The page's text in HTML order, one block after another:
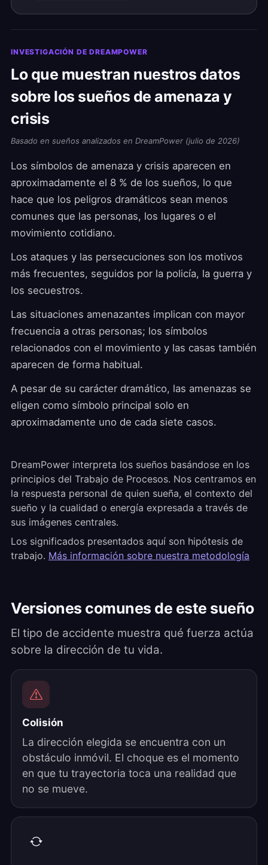
INVESTIGACIÓN DE DREAMPOWER
Lo que muestran nuestros datos
sobre los sueños de amenaza y
crisis
Basado en sueños analizados en DreamPower (julio de 2026)
Los símbolos de amenaza y crisis aparecen en
aproximadamente el 8 % de los sueños, lo que
hace que los peligros dramáticos sean menos
comunes que las personas, los lugares o el
movimiento cotidiano.
Los ataques y las persecuciones son los motivos
más frecuentes, seguidos por la policía, la guerra y
los secuestros.
Las situaciones amenazantes implican con mayor
frecuencia a otras personas; los símbolos
relacionados con el movimiento y las casas también
aparecen de forma habitual.
A pesar de su carácter dramático, las amenazas se
eligen como símbolo principal solo en
aproximadamente uno de cada siete casos.
DreamPower interpreta los sueños basándose en los
principios del Trabajo de Procesos. Nos centramos en
la respuesta personal de quien sueña, el contexto del
sueño y la cualidad o energía expresada a través de
sus imágenes centrales.
Los significados presentados aquí son hipótesis de
trabajo. Más información sobre nuestra metodología
Versiones comunes de este sueño
El tipo de accidente muestra qué fuerza actúa
sobre la dirección de tu vida.
Colisión
La dirección elegida se encuentra con un
obstáculo inmóvil. El choque es el momento
en que tu trayectoria toca una realidad que
no se mueve.